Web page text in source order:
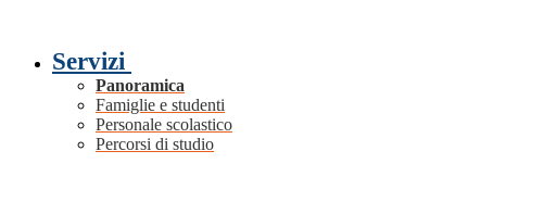
Servizi
Panoramica
Famiglie e studenti
Personale scolastico
Percorsi di studio